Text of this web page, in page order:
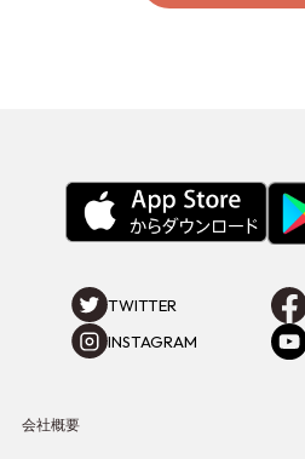
TWITTER
INSTAGRAM
会社概要